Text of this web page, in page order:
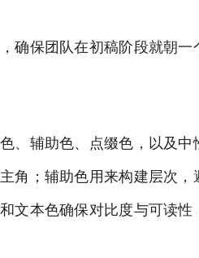
确保团队在初稿阶段就朝一
、辅助色、点缀色，以及中
角；辅助色用来构建层次，
文本色确保对比度与可读性